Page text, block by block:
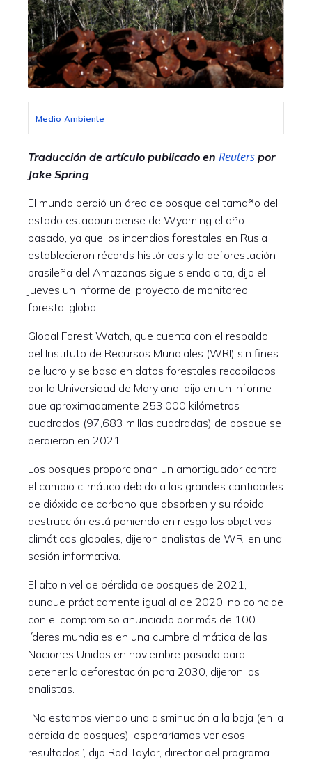
Medio Ambiente
Traducción de artículo publicado en Reuters por
Jake Spring
El mundo perdió un área de bosque del tamaño del
estado estadounidense de Wyoming el año
pasado, ya que los incendios forestales en Rusia
establecieron récords históricos y la deforestación
brasileña del Amazonas sigue siendo alta, dijo el
jueves un informe del proyecto de monitoreo
forestal global.
Global Forest Watch, que cuenta con el respaldo
del Instituto de Recursos Mundiales (WRI) sin fines
de lucro y se basa en datos forestales recopilados
por la Universidad de Maryland, dijo en un informe
que aproximadamente 253,000 kilómetros
cuadrados (97,683 millas cuadradas) de bosque se
perdieron en 2021 .
Los bosques proporcionan un amortiguador contra
el cambio climático debido a las grandes cantidades
de dióxido de carbono que absorben y su rápida
destrucción está poniendo en riesgo los objetivos
climáticos globales, dijeron analistas de WRI en una
sesión informativa.
El alto nivel de pérdida de bosques de 2021,
aunque prácticamente igual al de 2020, no coincide
con el compromiso anunciado por más de 100
líderes mundiales en una cumbre climática de las
Naciones Unidas en noviembre pasado para
detener la deforestación para 2030, dijeron los
analistas.
“No estamos viendo una disminución a la baja (en la
pérdida de bosques), esperaríamos ver esos
resultados”, dijo Rod Taylor, director del programa